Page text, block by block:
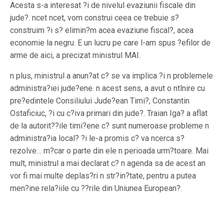
Acesta s-a interesat ?i de nivelul evaziunii fiscale din
jude?. ncet ncet, vom construi ceea ce trebuie s?
construim ?i s? elimin?m acea evaziune fiscal?, acea
economie la negru. E un lucru pe care l-am spus ?efilor de
arme de aici, a precizat ministrul MAI.
n plus, ministrul a anun?at c? se va implica ?i n problemele
administra?iei jude?ene. n acest sens, a avut o ntlnire cu
pre?edintele Consiliului Jude?ean Timi?, Constantin
Ostaficiuc, ?i cu c?iva primari din jude?. Traian Iga? a aflat
de la autorit??ile timi?ene c? sunt numeroase probleme n
administra?ia local? ?i le-a promis c? va ncerca s?
rezolve… m?car o parte din ele n perioada urm?toare. Mai
mult, ministrul a mai declarat c? n agenda sa de acest an
vor fi mai multe deplas?ri n str?in?tate, pentru a putea
men?ine rela?iile cu ??rile din Uniunea European?.